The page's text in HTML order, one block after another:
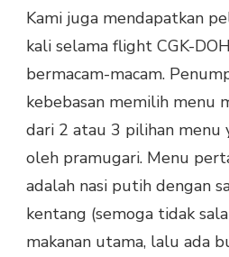
Kami juga mendapatkan
kali selama flight CGK-
bermacam-macam.
kebebasan memilih menu
dari 2 atau 3 pilihan menu
oleh pramugari. Menu
adalah nasi putih dengan
kentang (semoga tidak
makanan utama, lalu ada